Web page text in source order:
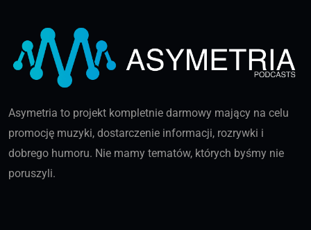
Asymetria to projekt kompletnie darmowy mający na celu
promocję muzyki, dostarczenie informacji, rozrywki i
dobrego humoru. Nie mamy tematów, których byśmy nie
poruszyli.